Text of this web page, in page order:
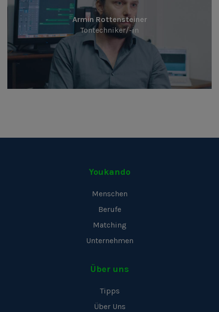
Armin Rottensteiner
Tontechniker/-in
Youkando
Menschen
Berufe
Matching
Unternehmen
Über uns
Tipps
Über Uns